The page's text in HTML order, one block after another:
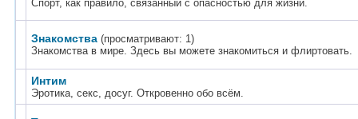
Спорт, как правило, связанный с опасностью для жизни.
Знакомства (просматривают: 1)
Знакомства в мире. Здесь вы можете знакомиться и флиртовать.
Интим
Эротика, секс, досуг. Откровенно обо всём.